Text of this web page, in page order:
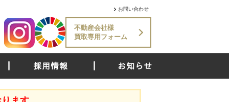
不動産会社様
買取専用フォーム
お問い合わせ
採用情報 お知らせ